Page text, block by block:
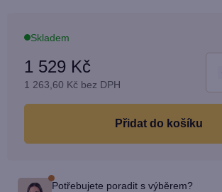
1 529 Kč
1 263,60 Kč bez DPH
Skladem
do košíku
Potřebujete poradit s výběrem?